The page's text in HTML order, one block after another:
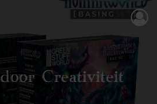
Creativiteit